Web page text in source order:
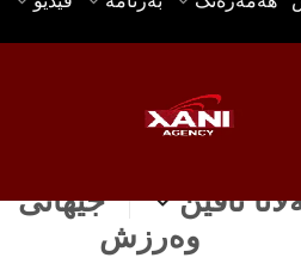
ناڤین جیهانی
وه‌رزش